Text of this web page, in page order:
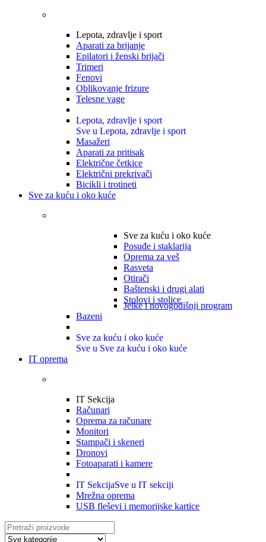
Lepota, zdravlje i sport
Aparati za brijanje
Epilatori i ženski brijači
Trimeri
Fenovi
Oblikovanje frizure
Telesne vage
Lepota, zdravlje i sport
Sve u Lepota, zdravlje i sport
Masažeri
Aparati za pritisak
Električne četkice
Električni prekrivači
Bicikli i trotineti
Sve za kuću i oko kuće
Sve za kuću i oko kuće
Posuđe i staklarija
Oprema za veš
Rasveta
Otirači
Baštenski i drugi alati
Stolovi i stolice
Jelke i novogodišnji program
Bazeni
Sve za kuću i oko kuće
Sve u Sve za kuću i oko kuće
IT oprema
IT Sekcija
Računari
Oprema za računare
Monitori
Stampači i skeneri
Dronovi
Fotoaparati i kamere
IT SekcijaSve u IT sekciji
Mrežna oprema
USB fleševi i memorijske kartice
Search
for: